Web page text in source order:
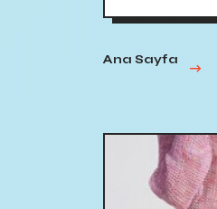
Ana Sayfa